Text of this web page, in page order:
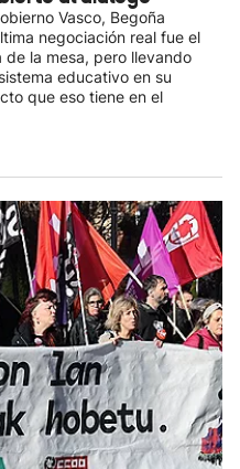
Vasco, Begoña
negociación real fue el
la mesa, pero llevando
educativo en su
que eso tiene en el